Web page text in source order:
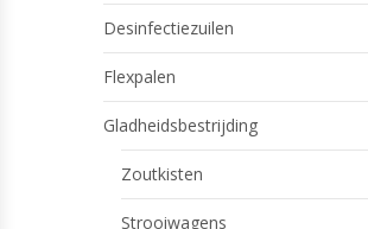
Desinfectiezuilen
Flexpalen
Gladheidsbestrijding
Zoutkisten
Strooiwagens